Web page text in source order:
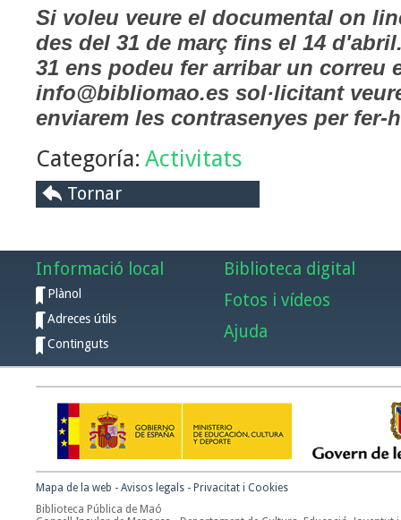
Si voleu veure el documental on
des del 31 de març fins el 14
31 ens podeu fer arribar un correu
info@bibliomao.es sol·licitant
enviarem les contrasenyes per fer-
Categoría: Activitats
Tornar
Informació local
Plànol
Adreces útils
Continguts
Biblioteca digital
Fotos i vídeos
Ajuda
Mapa de la web - Avisos legals - Privacitat i Cookies
Biblioteca Pública de Maó